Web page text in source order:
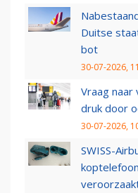
Duitse
bot
30-07-2026,
Vraag
druk door
30-07-2026,
SWISS-